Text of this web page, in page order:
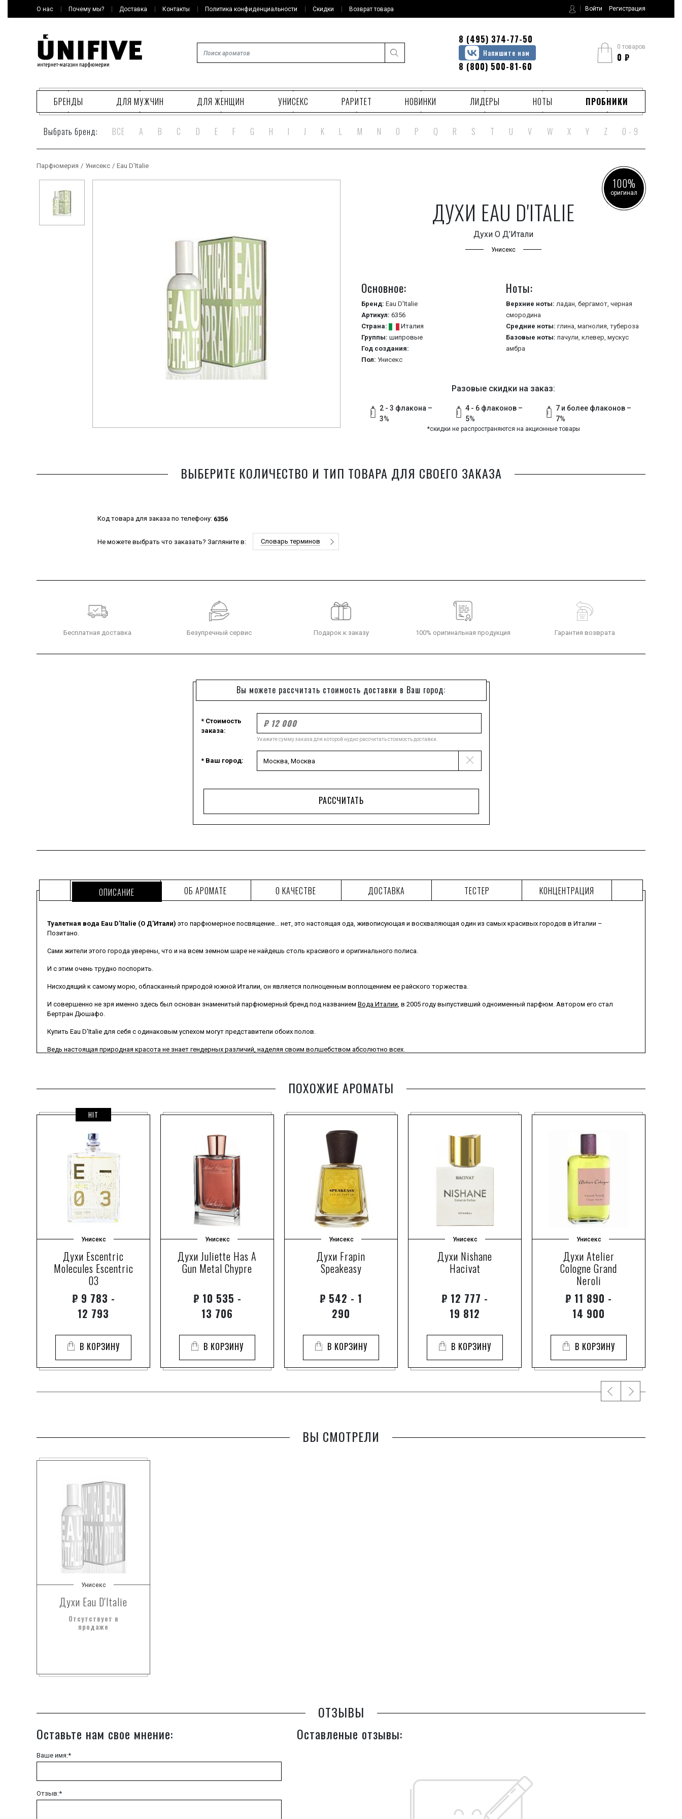
О нас Почему мы? Доставка Контакты Политика конфиденциальности Скидки Возврат товара Войти Регистрация
8 (495) 374-77-50
Напишите нам
8 (800) 500-81-60
0 товаров
0 ₽
БРЕНДЫ ДЛЯ МУЖЧИН ДЛЯ ЖЕНЩИН УНИСЕКС РАРИТЕТ НОВИНКИ ЛИДЕРЫ НОТЫ ПРОБНИКИ
Выбрать бренд: ВСЕ A B C D E F G H I J K L M N O P Q R S T U V W X Y Z 0 - 9
Парфюмерия / Унисекс / Eau D'Italie
100%
оригинал
ДУХИ EAU D'ITALIE
Духи О Д’Итали
Унисекс
Основное:
Бренд: Eau D'Italie
Артикул: 6356
Страна:
Италия
Группы: шипровые
Год создания:
Пол: Унисекс
Ноты:
Верхние ноты: ладан, бергамот, черная
смородина
Средние ноты: глина, магнолия, тубероза
Базовые ноты: пачули, клевер, мускус
амбра
Разовые скидки на заказ:
2 - 3 флакона –
3%
4 - 6 флаконов –
5%
7 и более флаконов –
7%
*скидки не распространяются на акционные товары
ВЫБЕРИТЕ КОЛИЧЕСТВО И ТИП ТОВАРА ДЛЯ СВОЕГО ЗАКАЗА
Код товара для заказа по телефону: 6356
Не можете выбрать что заказать? Загляните в: Словарь терминов
Бесплатная доставка Безупречный сервис Подарок к заказу 100% оригинальная продукция Гарантия возврата
Вы можете рассчитать стоимость доставки в Ваш город:
* Стоимость
заказа:
Укажите сумму заказа для которой нудно рассчитать стоимость доставки.
* Ваш город:
РАССЧИТАТЬ
ОПИСАНИЕ ОБ АРОМАТЕ О КАЧЕСТВЕ ДОСТАВКА ТЕСТЕР КОНЦЕНТРАЦИЯ
Туалетная вода Eau D'Italie (О Д’Итали) это парфюмерное посвящение... нет, это настоящая ода, живописующая и восхваляющая один из самых красивых городов в Италии –
Позитано.
Сами жители этого города уверены, что и на всем земном шаре не найдешь столь красивого и оригинального полиса.
И с этим очень трудно поспорить.
Нисходящий к самому морю, обласканный природой южной Италии, он является полноценным воплощением ее райского торжества.
И совершенно не зря именно здесь был основан знаменитый парфюмерный бренд под названием Вода Италии, в 2005 году выпустивший одноименный парфюм. Автором его стал
Бертран Дюшафо.
Купить Eau D'Italie для себя с одинаковым успехом могут представители обоих полов.
Ведь настоящая природная красота не знает гендерных различий, наделяя своим волшебством абсолютно всех.
ПОХОЖИЕ АРОМАТЫ
HIT
Унисекс
Духи Escentric
Molecules Escentric
03
₽ 9 783 -
12 793
В КОРЗИНУ
Унисекс
Духи Juliette Has A
Gun Metal Chypre
₽ 10 535 -
13 706
В КОРЗИНУ
Унисекс
Духи Frapin
Speakeasy
₽ 542 - 1
290
В КОРЗИНУ
Унисекс
Духи Nishane
Hacivat
₽ 12 777 -
19 812
В КОРЗИНУ
Унисекс
Духи Atelier
Cologne Grand
Neroli
₽ 11 890 -
14 900
В КОРЗИНУ
ВЫ СМОТРЕЛИ
Унисекс
Духи Eau D'Italie
Отсутствует в
продаже
ОТЗЫВЫ
Оставьте нам свое мнение:
Ваше имя:*
Отзыв:*
Оставленые отзывы: